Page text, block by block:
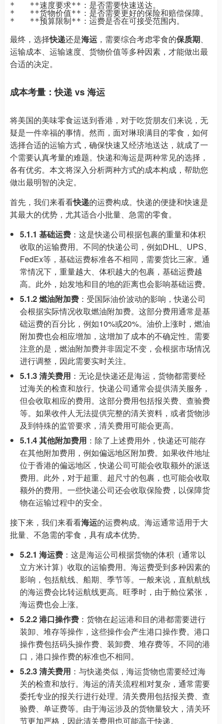
*   **速度要求**：是否需要快速送达。
*   **货物价值**：是否需要更好的保险和赔偿保障。
最终，选择快递还是海运 ，需要综合考虑零食的保质期、
运输成本、运输速度、货物价值等多种因素，才能做出最
合适的决定。
成本考量：快递 vs 海运
将美国的美味零食运送到香港，对于吃货朋友们来说，无
疑是一件幸福的事情。然而，面对琳琅满目的零食，如何
选择合适的运输方式，确保快速又经济地送达，就成了一
个需要认真考量的难题。快递和海运是两种常见的选择，
各有优劣。本文将深入分析两种方式的成本构成，帮助您
做出最明智的决定。
首先，我们来看看快递的运费构成。快递的便捷和快速是
其最大的优势，尤其适合小批量、急需的零食。
5.1.1 基础运费 ：这是快递公司根据包裹的重量和体积
收取的运输费用。不同的快递公司，例如DHL、UPS、
FedEx等，基础运费标准各不相同，需要货比三家。通
常情况下，重量越大、体积越大的包裹，基础运费越
高。此外，始发地和目的地的距离也会影响基础运费。
5.1.2 燃油附加费 ：受国际油价波动的影响，快递公司
会根据实际情况收取燃油附加费。这部分费用通常是基
础运费的百分比，例如10%或20%。油价上涨时，燃油
附加费也会相应增加，这增加了成本的不确定性。需要
注意的是，燃油附加费并非固定不变，会根据市场情况
进行调整，因此需要实时关注。
5.1.3 清关费用 ：无论是快递还是海运，货物都需要经
过海关的检查和放行。快递公司通常会提供清关服务，
但会收取相应的费用。这部分费用包括报关费、查验费
等。如果收件人无法提供完整的清关资料，或者货物涉
及到特殊的监管要求，清关费用可能会更高。
5.1.4 其他附加费用 ：除了上述费用外，快递还可能存
在其他附加费用，例如偏远地区附加费。如果收件地址
位于香港的偏远地区，快递公司可能会收取额外的派送
费用。此外，对于超重、超尺寸的包裹，也可能会收取
额外的费用。一些快递公司还会收取保险费，以保障货
物在运输过程中的安全。
接下来，我们来看看海运的运费构成。海运通常适用于大
批量、不急需的零食，具有成本优势。
5.2.1 海运费 ：这是海运公司根据货物的体积（通常以
立方米计算）收取的运输费用。海运费受到多种因素的
影响，包括航线、船期、季节等。一般来说，直航航线
的海运费会比转运航线更高。旺季时，由于舱位紧张，
海运费也会上涨。
5.2.2 港口操作费 ：货物在起运港和目的港都需要进行
装卸、堆存等操作，这些操作会产生港口操作费。港口
操作费包括码头操作费、装卸费、堆存费等。不同的港
口，港口操作费的标准也不相同。
5.2.3 清关费用 ：与快递类似，海运货物也需要经过海
关的检查和放行。海运的清关流程相对复杂，通常需要
委托专业的报关行进行处理。清关费用包括报关费、查
验费、单证费等。由于海运涉及的货物量较大，清关环
节更加严格，因此清关费用也可能高于快递。